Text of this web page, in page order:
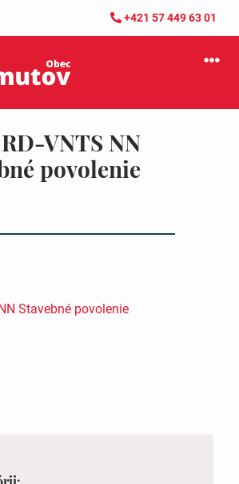
+421 57 449 63 01
VNTS NN
povolenie
Stavebné povolenie